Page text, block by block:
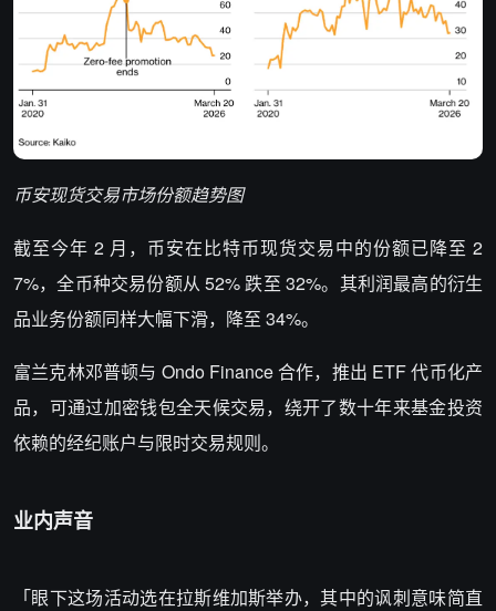
币安现货交易市场份额趋势图
截至今年 2 月，币安在比特币现货交易中的份额已降至 2
7%，全币种交易份额从 52% 跌至 32%。其利润最高的衍生
品业务份额同样大幅下滑，降至 34%。
富兰克林邓普顿与 Ondo Finance 合作，推出 ETF 代币化产
品，可通过加密钱包全天候交易，绕开了数十年来基金投资
依赖的经纪账户与限时交易规则。
业内声音
「眼下这场活动选在拉斯维加斯举办，其中的讽刺意味简直